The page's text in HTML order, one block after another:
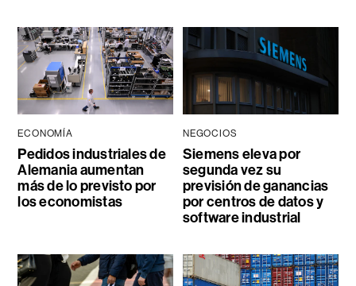
ECONOMÍA
Pedidos industriales de
Alemania aumentan
más de lo previsto por
los economistas
NEGOCIOS
Siemens eleva por
segunda vez su
previsión de ganancias
por centros de datos y
software industrial